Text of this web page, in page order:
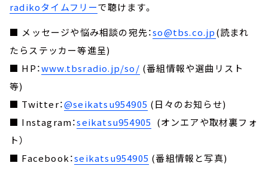
radikoタイムフリーで聴けます。
■ メッセージや悩み相談の宛先：so@tbs.co.jp(読まれ
たらステッカー等進呈)
■ HP：www.tbsradio.jp/so/ (番組情報や選曲リスト
等)
■ Twitter：@seikatsu954905 (日々のお知らせ)
■ Instagram：seikatsu954905 (オンエアや取材裏フォ
ト）
■ Facebook：seikatsu954905 (番組情報と写真)